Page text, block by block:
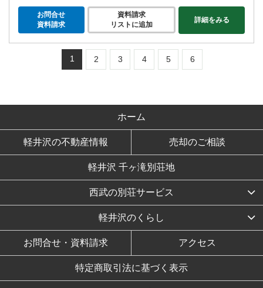
お問合せ
資料請求
資料請求
リストに追加
詳細をみる
1 2 3 4 5 6
ホーム
軽井沢の不動産情報 売却のご相談
軽井沢 千ヶ滝別荘地
西武の別荘サービス
軽井沢のくらし
お問合せ・資料請求 アクセス
特定商取引法に基づく表示